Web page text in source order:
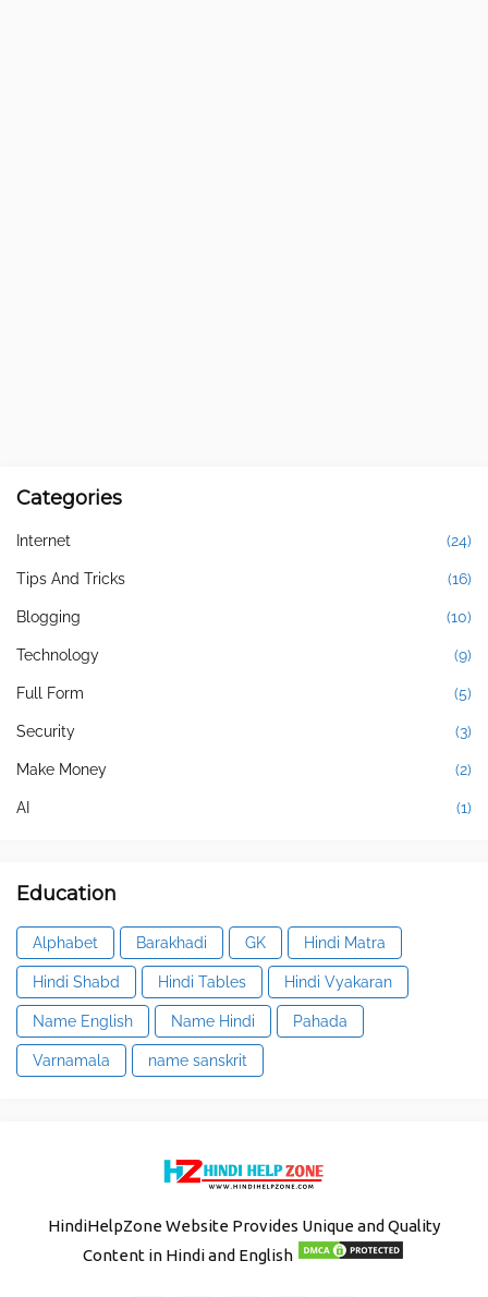
Categories
Internet (24)
Tips And Tricks (16)
Blogging (10)
Technology (9)
Full Form (5)
Security (3)
Make Money (2)
AI (1)
Education
Alphabet Barakhadi GK Hindi Matra
Hindi Shabd Hindi Tables Hindi Vyakaran
Name English Name Hindi Pahada
Varnamala name sanskrit
HindiHelpZone Website Provides Unique and Quality
Content in Hindi and English